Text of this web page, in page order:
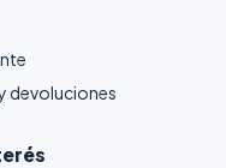
devoluciones